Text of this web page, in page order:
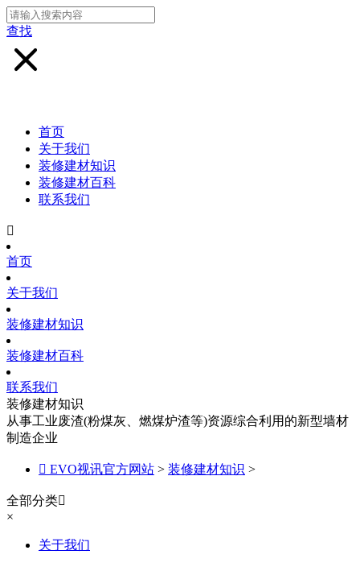
查找
首页
关于我们
装修建材知识
装修建材百科
联系我们

首页
关于我们
装修建材知识
装修建材百科
联系我们
装修建材知识
从事工业废渣(粉煤灰、燃煤炉渣等)资源综合利用的新型墙材
制造企业
 EVO视讯官方网站 > 装修建材知识 >
全部分类
×
关于我们